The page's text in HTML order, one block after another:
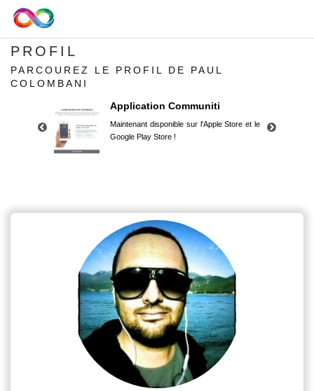
PROFIL
PARCOUREZ LE PROFIL DE PAUL
COLOMBANI
Application Communiti
Maintenant disponible sur l'Apple Store et le
Google Play Store !
Google Play Store !